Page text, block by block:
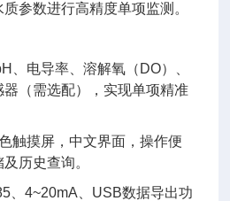
参数进行高精度单项监测。
、电导率、溶解氧（DO）、
（需选配），实现单项精准
触摸屏，中文界面，操作便
及历史查询。
、4~20mA、USB数据导出功